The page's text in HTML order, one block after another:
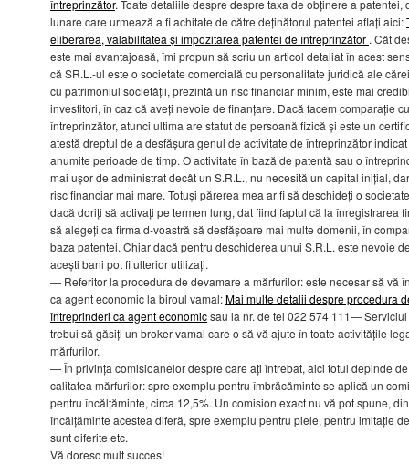
întreprinzător. Toate detaliile despre despre taxa de obținere a patentei,
lunare care urmează a fi achitate de către deținătorul patentei aflați aici:
eliberarea, valabilitatea și impozitarea patentei de întreprinzător . Cât
este mai avantajoasă, îmi propun să scriu un articol detaliat în acest
că SR.L.-ul este o societate comercială cu personalitate juridică ale
cu patrimoniul societății, prezintă un risc financiar minim, este mai
investitori, în caz că aveți nevoie de finanțare. Dacă facem comparație
întreprinzător, atunci ultima are statut de persoană fizică și este un
atestă dreptul de a desfășura genul de activitate de întreprinzător
anumite perioade de timp. O activitate în bază de patentă sau o
mai ușor de administrat decât un S.R.L., nu necesită un capital inițial,
risc financiar mai mare. Totuși părerea mea ar fi să deschideți o
dacă doriți să activați pe termen lung, dat fiind faptul că la înregistrarea
să alegeți ca firma d-voastră să desfășoare mai multe domenii, în
baza patentei. Chiar dacă pentru deschiderea unui S.R.L. este nevoie
acești bani pot fi ulterior utilizați.
— Referitor la procedura de devamare a mărfurilor: este necesar să vă
ca agent economic la biroul vamal:Mai multe detalii despre procedura
întreprinderi ca agent economicsau la nr. de tel 022 574 111— Serviciul
trebui să găsiți un broker vamal care o să vă ajute în toate activitățile
mărfurilor.
— În privința comisioanelor despre care ați întrebat, aici totul depinde
calitatea mărfurilor: spre exemplu pentru îmbrăcăminte se aplică un
pentru încălțăminte, circa 12,5%. Un comision exact nu vă pot spune,
încălțăminte acestea diferă, spre exemplu pentru piele, pentru imitație
sunt diferite etc.
Vă doresc mult succes!